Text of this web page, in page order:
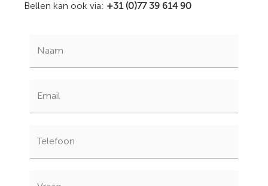
Bellen kan ook via: +31 (0)77 39 614 90
Naam
Email
Telefoon